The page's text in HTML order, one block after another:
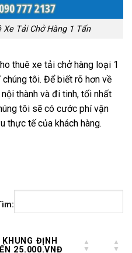
Xe Tải Chở Hàng 1 Tấn
thuê xe tải chở hàng loại 1
tôi. Để biết rõ hơn về
thành và đi tinh, tối nhất
tôi sẽ có cước phí vận
thực tế của khách hàng.
ĐỊNH
25.000.VNĐ